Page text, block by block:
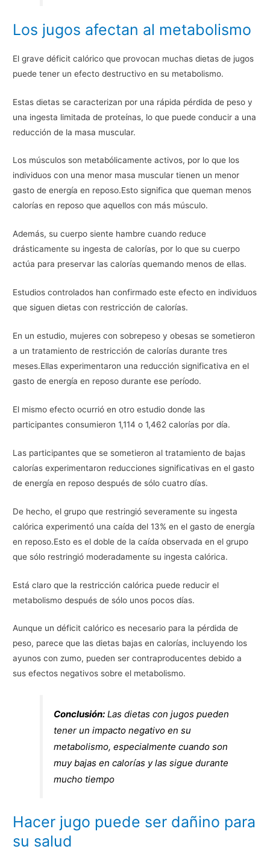
Los jugos afectan al metabolismo
El grave déficit calórico que provocan muchas dietas de jugos
puede tener un efecto destructivo en su metabolismo.
Estas dietas se caracterizan por una rápida pérdida de peso y
una ingesta limitada de proteínas, lo que puede conducir a una
reducción de la masa muscular.
Los músculos son metabólicamente activos, por lo que los
individuos con una menor masa muscular tienen un menor
gasto de energía en reposo.Esto significa que queman menos
calorías en reposo que aquellos con más músculo.
Además, su cuerpo siente hambre cuando reduce
drásticamente su ingesta de calorías, por lo que su cuerpo
actúa para preservar las calorías quemando menos de ellas.
Estudios controlados han confirmado este efecto en individuos
que siguen dietas con restricción de calorías.
En un estudio, mujeres con sobrepeso y obesas se sometieron
a un tratamiento de restricción de calorías durante tres
meses.Ellas experimentaron una reducción significativa en el
gasto de energía en reposo durante ese período.
El mismo efecto ocurrió en otro estudio donde las
participantes consumieron 1,114 o 1,462 calorías por día.
Las participantes que se sometieron al tratamiento de bajas
calorías experimentaron reducciones significativas en el gasto
de energía en reposo después de sólo cuatro días.
De hecho, el grupo que restringió severamente su ingesta
calórica experimentó una caída del 13% en el gasto de energía
en reposo.Esto es el doble de la caída observada en el grupo
que sólo restringió moderadamente su ingesta calórica.
Está claro que la restricción calórica puede reducir el
metabolismo después de sólo unos pocos días.
Aunque un déficit calórico es necesario para la pérdida de
peso, parece que las dietas bajas en calorías, incluyendo los
ayunos con zumo, pueden ser contraproducentes debido a
sus efectos negativos sobre el metabolismo.
Conclusión: Las dietas con jugos pueden
tener un impacto negativo en su
metabolismo, especialmente cuando son
muy bajas en calorías y las sigue durante
mucho tiempo
Hacer jugo puede ser dañino para
su salud